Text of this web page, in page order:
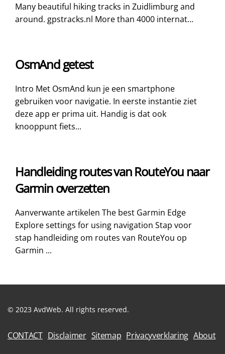
Many beautiful hiking tracks in Zuidlimburg and
around. gpstracks.nl More than 4000 internat...
OsmAnd getest
Intro Met OsmAnd kun je een smartphone
gebruiken voor navigatie. In eerste instantie ziet
deze app er prima uit. Handig is dat ook
knooppunt fiets...
Handleiding routes van RouteYou naar
Garmin overzetten
Aanverwante artikelen The best Garmin Edge
Explore settings for using navigation Stap voor
stap handleiding om routes van RouteYou op
Garmin ...
© 2023 AvdWeb. All rights reserved.
CONTACT Disclaimer Sitemap Privacyverklaring About